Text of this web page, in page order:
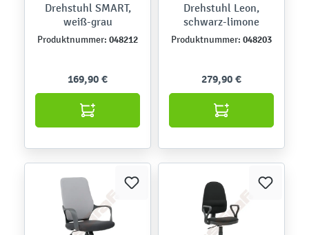
Drehstuhl SMART,
weiß-grau
Produktnummer: 048212
169,90 €
Drehstuhl Leon,
schwarz-limone
Produktnummer: 048203
279,90 €